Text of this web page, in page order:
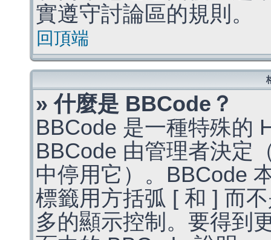
實遵守討論區的規則。
回頂端
» 什麼是 BBCode？
BBCode 是一種特殊的
BBCode 由管理者決定
中停用它）。BBCode
標籤用方括弧 [ 和 ] 而
多的顯示控制。要得到